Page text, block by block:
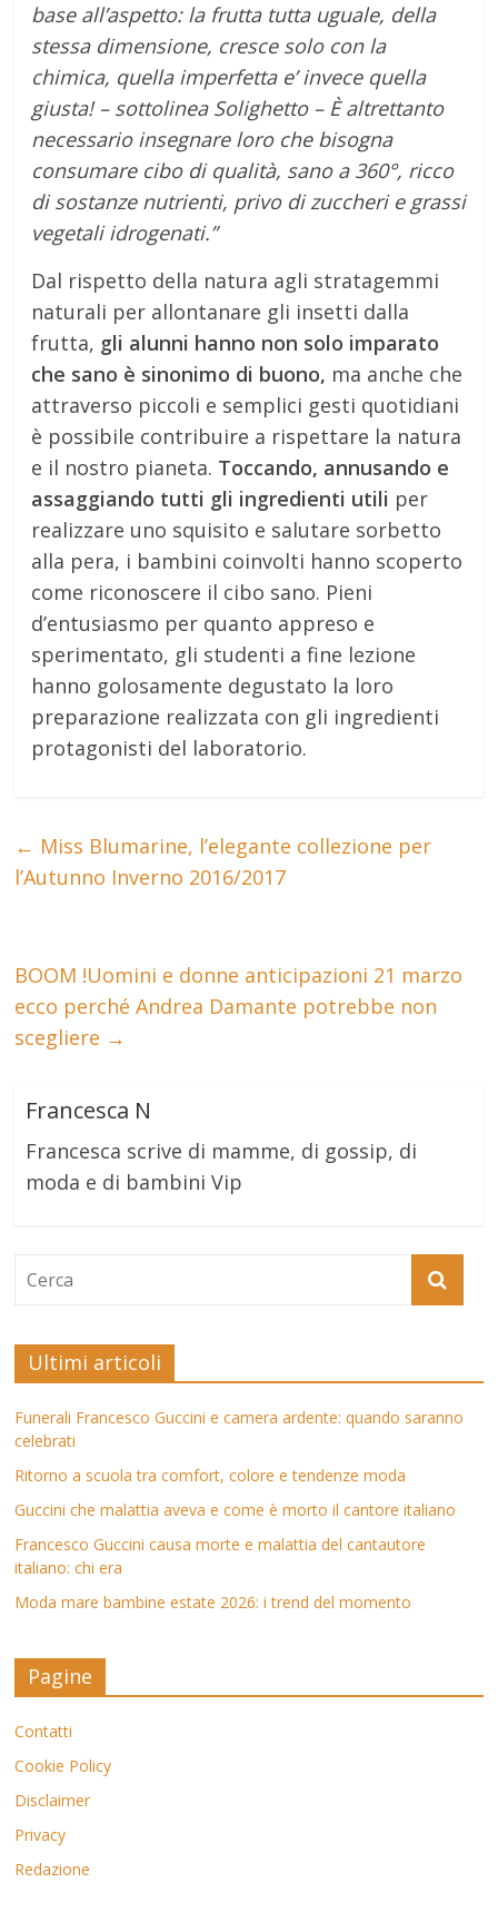
base all’aspetto: la frutta tutta uguale, della
stessa dimensione, cresce solo con la
chimica, quella imperfetta e’ invece quella
giusta! – sottolinea Solighetto – È altrettanto
necessario insegnare loro che bisogna
consumare cibo di qualità, sano a 360°, ricco
di sostanze nutrienti, privo di zuccheri e grassi
vegetali idrogenati.”
Dal rispetto della natura agli stratagemmi
naturali per allontanare gli insetti dalla
frutta, gli alunni hanno non solo imparato
che sano è sinonimo di buono, ma anche che
attraverso piccoli e semplici gesti quotidiani
è possibile contribuire a rispettare la natura
e il nostro pianeta. Toccando, annusando e
assaggiando tutti gli ingredienti utili per
realizzare uno squisito e salutare sorbetto
alla pera, i bambini coinvolti hanno scoperto
come riconoscere il cibo sano. Pieni
d’entusiasmo per quanto appreso e
sperimentato, gli studenti a fine lezione
hanno golosamente degustato la loro
preparazione realizzata con gli ingredienti
protagonisti del laboratorio.
← Miss Blumarine, l’elegante collezione per
l’Autunno Inverno 2016/2017
BOOM !Uomini e donne anticipazioni 21 marzo
ecco perché Andrea Damante potrebbe non
scegliere →
Francesca N
Francesca scrive di mamme, di gossip, di
moda e di bambini Vip
Ultimi articoli
Funerali Francesco Guccini e camera ardente: quando saranno
celebrati
Ritorno a scuola tra comfort, colore e tendenze moda
Guccini che malattia aveva e come è morto il cantore italiano
Francesco Guccini causa morte e malattia del cantautore
italiano: chi era
Moda mare bambine estate 2026: i trend del momento
Pagine
Contatti
Cookie Policy
Disclaimer
Privacy
Redazione